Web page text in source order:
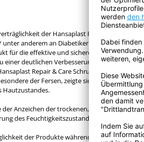
der Hansaplast Repair & Care
anderem an Diabetikern** getestet.
für die effektive und sichere Behandlung der
einer deutlichen Verbesserung des
Repair & Care Schrundensalbe bei
der Fersen, zeigte sich in der
Hautzustandes.
Anzeichen der trockenen, und rissigen Haut
des Feuchtigkeitszustandes der Haut bereits
der Produkte während der gesamten